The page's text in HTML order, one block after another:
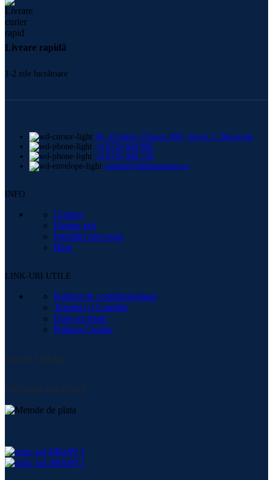
Livrare rapidă
1-2 zile lucrătoare
Str. Frederic Chopin 30B, Sector 2, București
+4 0724 664 885
+4 0729 998 728
contact@shishamaster.ro
INFO
Contact
Despre noi
Intrebări frecvente
Blog
LINK-URI UTILE
Politică de confidențialitate
Termeni și Condiții
Date societate
Politica Cookie
Social Media:
Metode de plată: